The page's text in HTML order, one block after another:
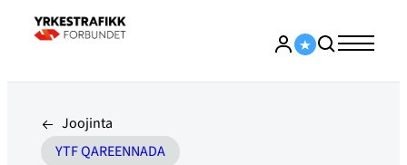
Joojinta
YTF QAREENNADA